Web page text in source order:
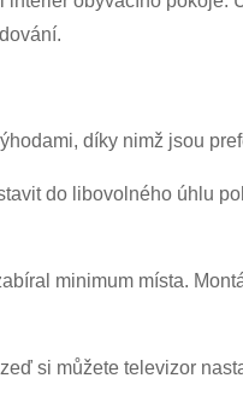
díky nimž jsou
do libovolného úhlu
minimum místa.
si můžete televizor